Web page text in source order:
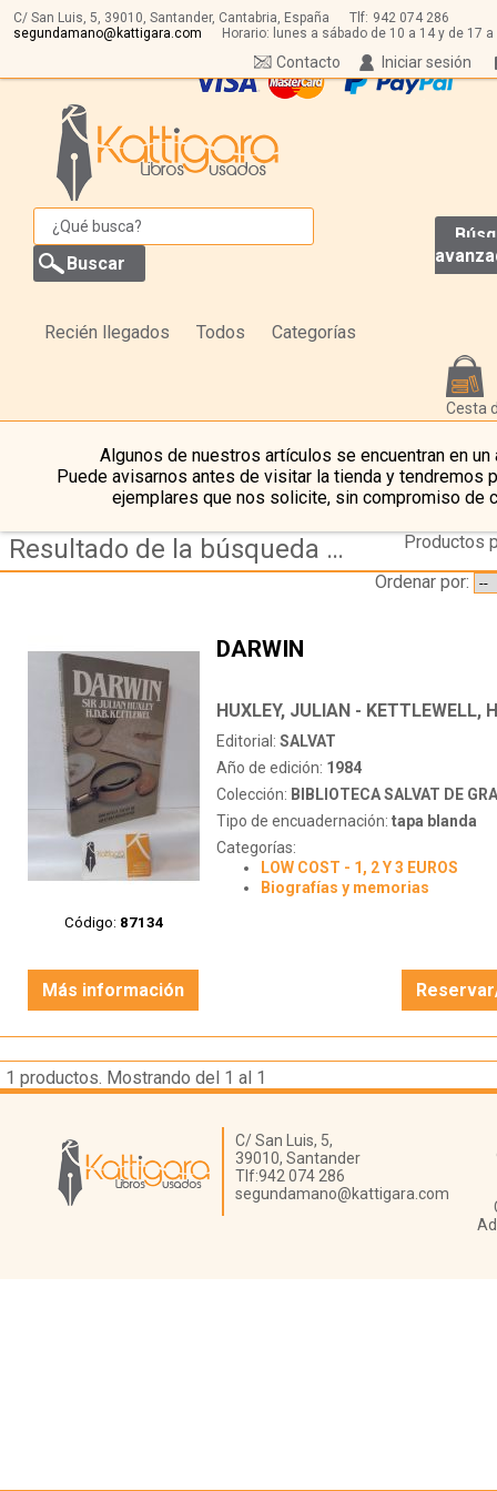
C/ San Luis, 5, 39010, Santander, Cantabria, España Tlf: 942 074 286
segundamano@kattigara.com
Horario: lunes a sábado de 10 a 14 y de 17 a
Iniciar sesión
Contacto
Recién llegados Todos Categorías
Cesta
Algunos de nuestros artículos se encuentran en un
Puede avisarnos antes de visitar la tienda y tendremos
ejemplares que nos solicite, sin compromiso de
Resultado de la búsqueda de autor huxley,-julian---kettlewell,-h.d.b.
Productos
Ordenar por:
Código: 87134
DARWIN
HUXLEY, JULIAN - KETTLEWELL,
Editorial: SALVAT
Año de edición: 1984
Colección: BIBLIOTECA SALVAT DE
Tipo de encuadernación: tapa blanda
Categorías:
LOW COST - 1, 2 Y 3 EUROS
Biografías y memorias
Más información
1 productos. Mostrando del 1 al 1
Librería Kattigara
C/ San Luis, 5,
39010, Santander
Tlf:942 074 286
segundamano@kattigara.com